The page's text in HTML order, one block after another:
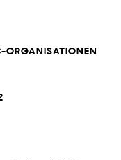
ORGANISATIONEN